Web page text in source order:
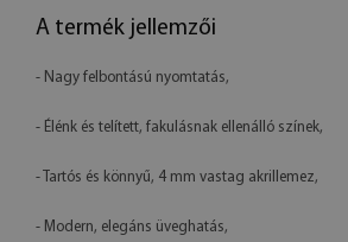
A termék jellemzői
- Nagy felbontású nyomtatás,
- Élénk és telített, fakulásnak ellenálló színek,
- Tartós és könnyű, 4 mm vastag akrillemez,
- Modern, elegáns üveghatás,